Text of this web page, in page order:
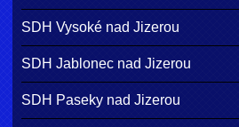
SDH Vysoké nad Jizerou
SDH Jablonec nad Jizerou
SDH Paseky nad Jizerou